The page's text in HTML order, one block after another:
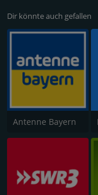
Dir könnte auch gefallen
Antenne Bayern